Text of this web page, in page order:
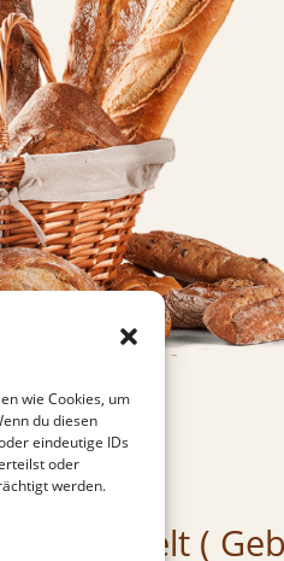
wie Cookies, um
du diesen
eindeutige IDs
oder
werden.
handelt (